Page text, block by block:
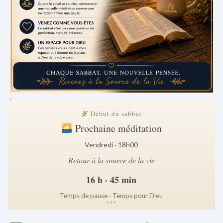
.
Début du sabbat
Prochaine méditation
Vendredi · 18h00
Retour à la source de la vie
16 h · 45 min
Temps de pause · Temps pour Dieu
***